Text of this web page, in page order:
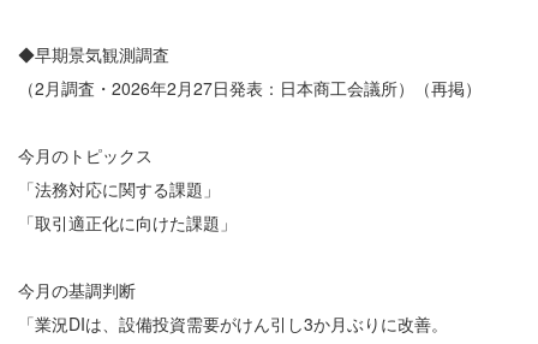
◆早期景気観測調査
（2月調査・2026年2月27日発表：日本商工会議所）（再掲）
今月のトピックス
「法務対応に関する課題」
「取引適正化に向けた課題」
今月の基調判断
「業況DIは、設備投資需要がけん引し3か月ぶりに改善。